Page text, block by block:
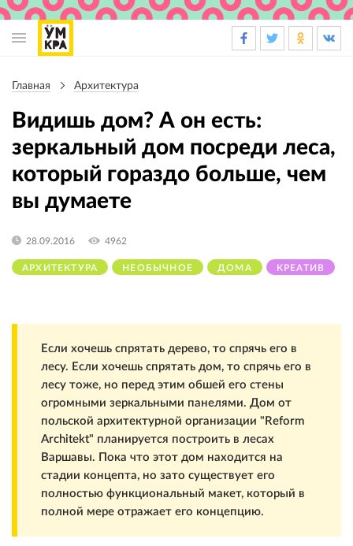
навигация
навигации
Главная Архитектура
Видишь дом? А он есть:
зеркальный дом посреди леса,
который гораздо больше, чем
вы думаете
АРХИТЕКТУРА НЕОБЫЧНОЕ ДОМА КРЕАТИВ
28.09.2016 4962
Если хочешь спрятать дерево, то спрячь его в
лесу. Если хочешь спрятать дом, то спрячь его в
лесу тоже, но перед этим обшей его стены
огромными зеркальными панелями. Дом от
польской архитектурной организации "Reform
Architekt" планируется построить в лесах
Варшавы. Пока что этот дом находится на
стадии концепта, но зато существует его
полностью функциональный макет, который в
полной мере отражает его концепцию.